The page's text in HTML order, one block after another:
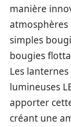
manière
atmosphères
simples
bougies
Les
lumineuses
apporter
créant une